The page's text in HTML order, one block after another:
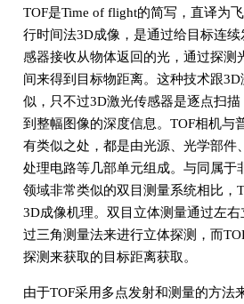
TOF是Time of flight的简写，直译为
行时间法3D成像，是通过给目标连
感器接收从物体返回的光，通过探测
间来得到目标物距离。这种技术跟
似，只不过3D激光传感器是逐点扫
到整幅图像的深度信息。TOF相机与
有类似之处，都是由光源、光学部件
处理电路等几部单元组成。与同属于
领域非常类似的双目测量系统相比，
3D成像机理。双目立体测量通过左
过三角测量法来进行立体探测，而
探测来获取的目标距离获取。
由于TOF采用多点发射和测量的方法